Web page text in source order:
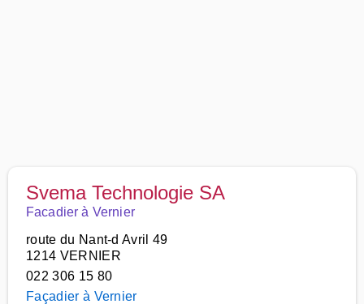
Svema Technologie SA
Facadier à Vernier
route du Nant-d Avril 49
1214 VERNIER
022 306 15 80
Façadier à Vernier